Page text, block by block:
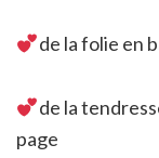
de la folie en
de la
page